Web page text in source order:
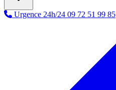
Urgence 24h/24 09 72 51 99 85